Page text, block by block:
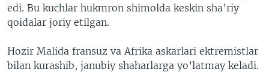
edi. Bu kuchlar hukmron shimolda keskin sha’riy
qoidalar joriy etilgan.
Hozir Malida fransuz va Afrika askarlari ektremistlar
bilan kurashib, janubiy shaharlarga yo’latmay keladi.